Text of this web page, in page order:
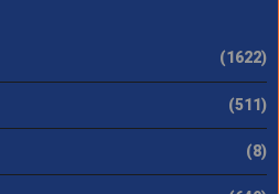
(1622)
(511)
(8)